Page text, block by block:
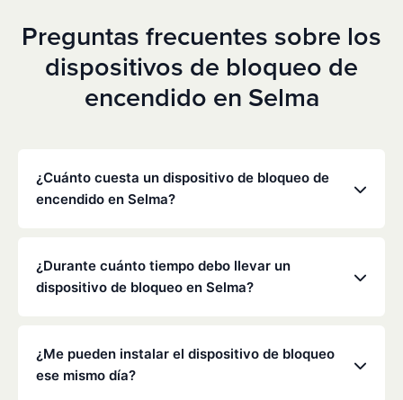
Preguntas frecuentes sobre los
dispositivos de bloqueo de
encendido en Selma
¿Cuánto cuesta un dispositivo de bloqueo de
encendido en Selma?
concreta, pero Low Cost Interlock ofrece tarifas
mensuales competitivas sin gastos ocultos. Ponte
de los clientes pagan entre 70 y 100 dólares al mes,
incluyendo la supervisión y la calibración.
¿Durante cuánto tiempo debo llevar un
dispositivo de bloqueo en Selma?
dispositivo de bloqueo la determinan el
Departamento de Vehículos Motorizados (DMV) de
¿Me pueden instalar el dispositivo de bloqueo
ese mismo día?